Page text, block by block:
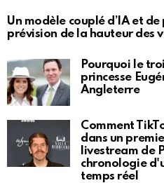
Un modèle couplé d’IA et
prévision de la hauteur des
Pourquoi le
princesse
Angleterre
Comment
dans un
livestream de
chronologie
temps réel